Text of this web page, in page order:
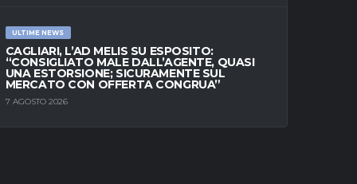
ULTIME NEWS
CAGLIARI, L’AD MELIS SU ESPOSITO:
“CONSIGLIATO MALE DALL’AGENTE, QUASI
UNA ESTORSIONE; SICURAMENTE SUL
MERCATO CON OFFERTA CONGRUA”
7 AGOSTO 2026